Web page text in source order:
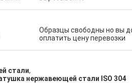
Образцы свободны но вы
оплатить цену перевозки
стали,
нержавеющей стали ISO 304